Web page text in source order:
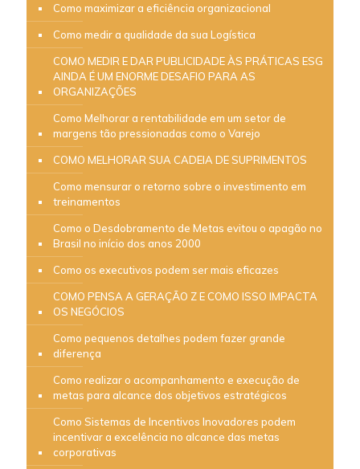
Como maximizar a eficiência organizacional
Como medir a qualidade da sua Logística
COMO MEDIR E DAR PUBLICIDADE ÀS PRÁTICAS ESG
AINDA É UM ENORME DESAFIO PARA AS
ORGANIZAÇÕES
Como Melhorar a rentabilidade em um setor de
margens tão pressionadas como o Varejo
COMO MELHORAR SUA CADEIA DE SUPRIMENTOS
Como mensurar o retorno sobre o investimento em
treinamentos
Como o Desdobramento de Metas evitou o apagão no
Brasil no início dos anos 2000
Como os executivos podem ser mais eficazes
COMO PENSA A GERAÇÃO Z E COMO ISSO IMPACTA
OS NEGÓCIOS
Como pequenos detalhes podem fazer grande
diferença
Como realizar o acompanhamento e execução de
metas para alcance dos objetivos estratégicos
Como Sistemas de Incentivos Inovadores podem
incentivar a excelência no alcance das metas
corporativas